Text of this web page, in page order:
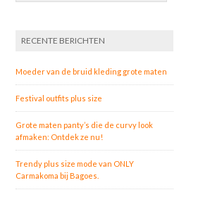
RECENTE BERICHTEN
Moeder van de bruid kleding grote maten
Festival outfits plus size
Grote maten panty’s die de curvy look
afmaken: Ontdek ze nu!
Trendy plus size mode van ONLY
Carmakoma bij Bagoes.